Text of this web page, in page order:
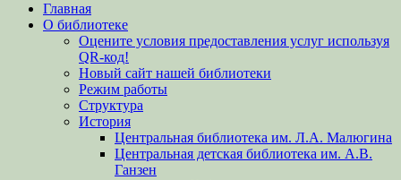
вверх
Главная
О библиотеке
Оцените условия предоставления услуг используя
QR-код!
Новый сайт нашей библиотеки
Режим работы
Структура
История
Центральная библиотека им. Л.А. Малюгина
Центральная детская библиотека им. А.В.
Ганзен